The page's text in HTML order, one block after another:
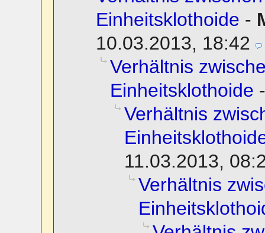
Einheitsklothoide -
10.03.2013, 18:42
Verhältnis
Einheitsklothoide
Verhältnis
11.03.2013,
Verhältnis